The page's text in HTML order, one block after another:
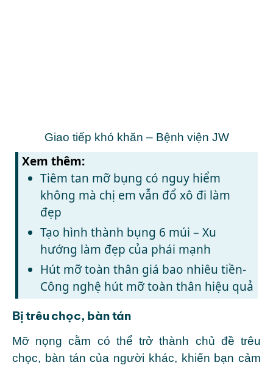
Giao tiếp khó khăn – Bệnh viện JW
Xem thêm:
Tiêm tan mỡ bụng có nguy hiểm
không mà chị em vẫn đổ xô đi làm
đẹp
Tạo hình thành bụng 6 múi – Xu
hướng làm đẹp của phái mạnh
Hút mỡ toàn thân giá bao nhiêu tiền-
Công nghệ hút mỡ toàn thân hiệu quả
Bị trêu chọc, bàn tán
Mỡ nọng cằm có thể trở thành chủ đề trêu
chọc, bàn tán của người khác, khiến bạn cảm